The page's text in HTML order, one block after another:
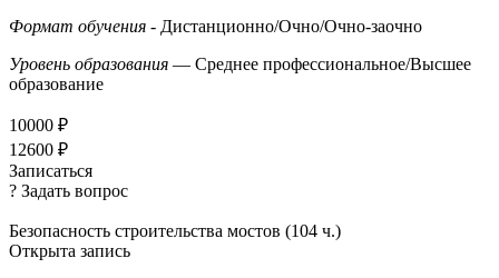
Формат обучения - Дистанционно/Очно/Очно-заочно
Уровень образования — Среднее профессиональное/Высшее
образование
10000 ₽
12600 ₽
Записаться
? Задать вопрос
Безопасность строительства мостов (104 ч.)
Открыта запись